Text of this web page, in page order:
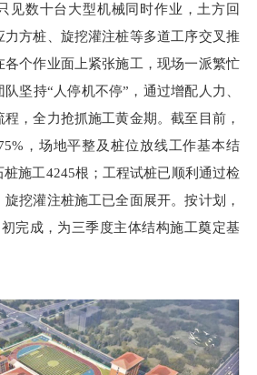
数十台大型机械同时作业，土方回
方桩、旋挖灌注桩等多道工序交叉推
个作业面上紧张施工，现场一派繁忙
坚持“人停机不停”，通过增配人力、
，全力抢抓施工黄金期。截至目前，
，场地平整及桩位放线工作基本结
施工4245根；工程试桩已顺利通过检
挖灌注桩施工已全面展开。按计划，
完成，为三季度主体结构施工奠定基